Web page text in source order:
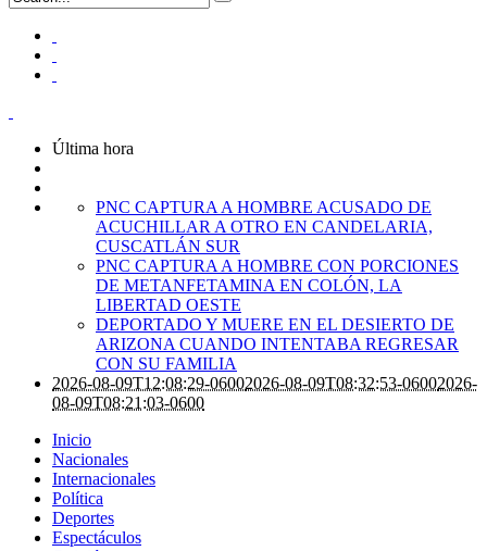
Última hora
PNC CAPTURA A HOMBRE ACUSADO DE
ACUCHILLAR A OTRO EN CANDELARIA,
CUSCATLÁN SUR
PNC CAPTURA A HOMBRE CON PORCIONES
DE METANFETAMINA EN COLÓN, LA
LIBERTAD OESTE
DEPORTADO Y MUERE EN EL DESIERTO DE
ARIZONA CUANDO INTENTABA REGRESAR
CON SU FAMILIA
2026-08-09T12:08:29-06002026-08-09T08:32:53-06002026-
08-09T08:21:03-0600
Inicio
Nacionales
Internacionales
Política
Deportes
Espectáculos